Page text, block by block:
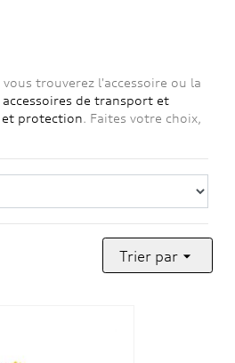
trouverez l'accessoire ou la
accessoires de transport et
et protection. Faites votre choix,
Trier par 